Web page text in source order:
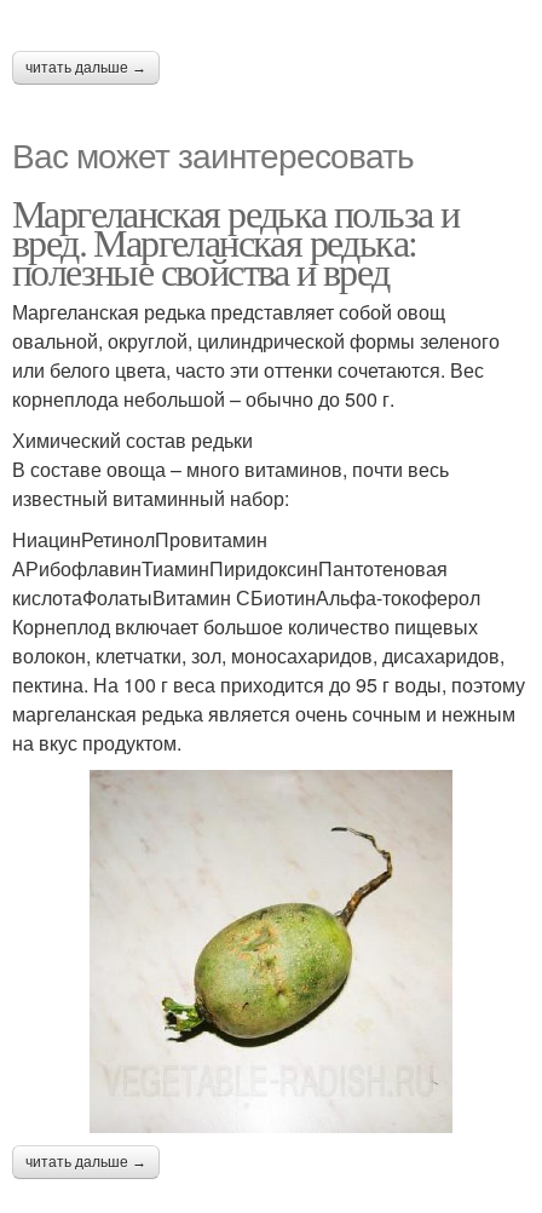
читать дальше →
Вас может заинтересовать
Маргеланская редька польза и
вред. Маргеланская редька:
полезные свойства и вред
Маргеланская редька представляет собой овощ
овальной, округлой, цилиндрической формы зеленого
или белого цвета, часто эти оттенки сочетаются. Вес
корнеплода небольшой – обычно до 500 г.
Химический состав редьки
В составе овоща – много витаминов, почти весь
известный витаминный набор:
НиацинРетинолПровитамин
АРибофлавинТиаминПиридоксинПантотеновая
кислотаФолатыВитамин СБиотинАльфа-токоферол
Корнеплод включает большое количество пищевых
волокон, клетчатки, зол, моносахаридов, дисахаридов,
пектина. На 100 г веса приходится до 95 г воды, поэтому
маргеланская редька является очень сочным и нежным
на вкус продуктом.
читать дальше →